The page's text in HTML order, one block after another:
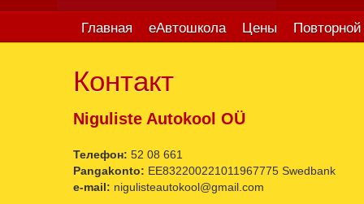
Главная еАвтошкола Цены
Контакт
Niguliste Autokool OÜ
Телефон: 52 08 661
Pangakonto: EE832200221011967775 Swedbank
e-mail: nigulisteautokool@gmail.com